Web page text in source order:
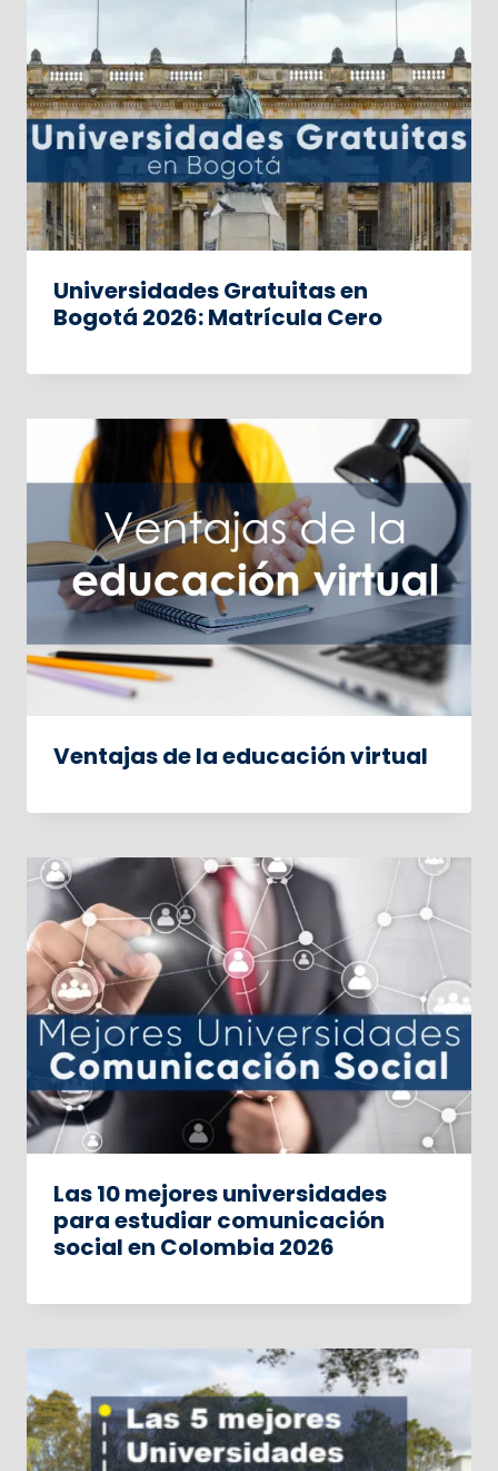
Universidades Gratuitas en
Bogotá 2026: Matrícula Cero
Ventajas de la educación virtual
Las 10 mejores universidades
para estudiar comunicación
social en Colombia 2026